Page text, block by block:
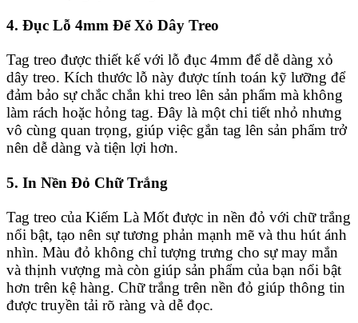
4. Đục Lỗ 4mm Để Xỏ Dây Treo
Tag treo được thiết kế với lỗ đục 4mm để dễ dàng xỏ
dây treo. Kích thước lỗ này được tính toán kỹ lưỡng để
đảm bảo sự chắc chắn khi treo lên sản phẩm mà không
làm rách hoặc hỏng tag. Đây là một chi tiết nhỏ nhưng
vô cùng quan trọng, giúp việc gắn tag lên sản phẩm trở
nên dễ dàng và tiện lợi hơn.
5. In Nền Đỏ Chữ Trắng
Tag treo của Kiếm Là Mốt được in nền đỏ với chữ trắng
nổi bật, tạo nên sự tương phản mạnh mẽ và thu hút ánh
nhìn. Màu đỏ không chỉ tượng trưng cho sự may mắn
và thịnh vượng mà còn giúp sản phẩm của bạn nổi bật
hơn trên kệ hàng. Chữ trắng trên nền đỏ giúp thông tin
được truyền tải rõ ràng và dễ đọc.